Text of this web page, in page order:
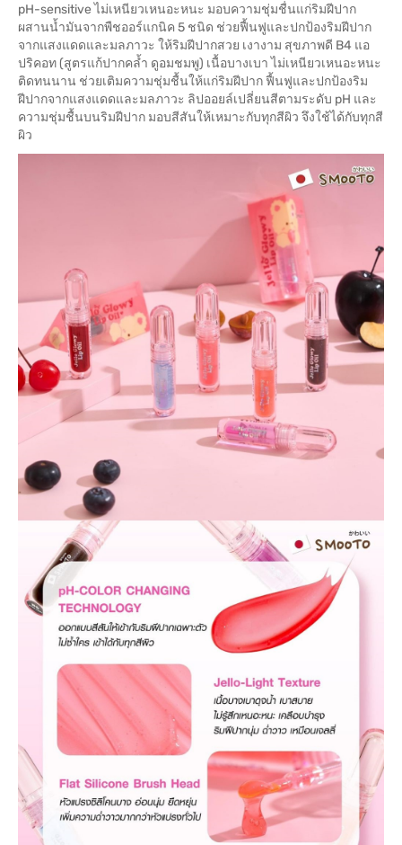
pH-sensitive ไม่เหนียวเหนอะหนะ มอบความชุ่มชื่นแก่ริมฝีปาก
ผสานน้ำมันจากพืชออร์แกนิค 5 ชนิด ช่วยฟื้นฟูและปกป้องริมฝีปาก
จากแสงแดดและมลภาวะ ให้ริมฝีปากสวย เงางาม สุขภาพดี B4 แอ
ปริคอท (สูตรแก้ปากคล้ำ ดูอมชมพู) เนื้อบางเบา ไม่เหนียวเหนอะหนะ
ติดทนนาน ช่วยเติมความชุ่มชื้นให้แก่ริมฝีปาก ฟื้นฟูและปกป้องริม
ฝีปากจากแสงแดดและมลภาวะ ลิปออยล์เปลี่ยนสีตามระดับ pH และ
ความชุ่มชื้นบนริมฝีปาก มอบสีสันให้เหมาะกับทุกสีผิว จึงใช้ได้กับทุกสี
ผิว